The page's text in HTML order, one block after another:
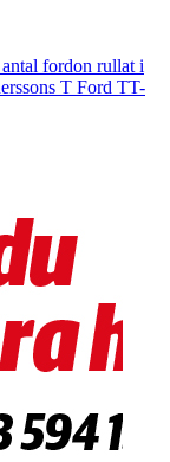
fordon rullat i
T Ford TT-